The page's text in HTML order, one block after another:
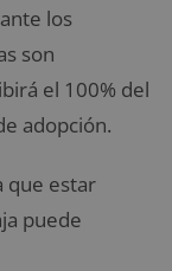
los
son
el 100% del
adopción.
que estar
puede